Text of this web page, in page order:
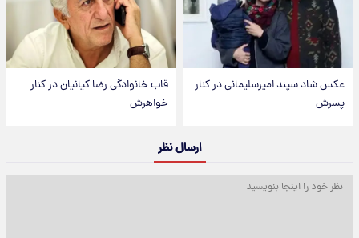
عکس شاد سپند امیرسلیمانی در کنار
پسرش
قاب خانوادگی رضا کیانیان در کنار
خواهرش
ارسال نظر